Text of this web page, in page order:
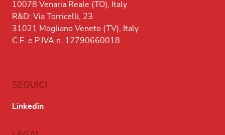
10078 Venaria Reale (TO), Italy
R&D: Via Torricelli, 23
31021 Mogliano Veneto (TV), Italy
C.F. e P.IVA n. 12790660018
SEGUICI
Linkedin